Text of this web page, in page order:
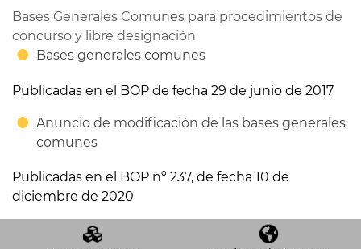
Bases Generales Comunes para procedimientos de
concurso y libre designación
Bases generales comunes
Publicadas en el BOP de fecha 29 de junio de 2017
Anuncio de modificación de las bases generales
comunes
Publicadas en el BOP nº 237, de fecha 10 de
diciembre de 2020